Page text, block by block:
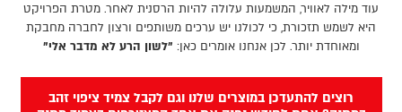
עוד מילה לאוויר, המשמעות עלולה להיות הרסנית לאחר. מטרת הפרויקט
היא לשמש תזכורת, כי לכולנו יש ערכים משותפים ורצון לחברה מחבקת
ומאוחדת יותר. לכן אנחנו אומרים כאן: "לשון הרע לא מדבר אלי"
רוצים להתעדכן במוצרים שלנו וגם לקבל צמיד ציפוי זהב